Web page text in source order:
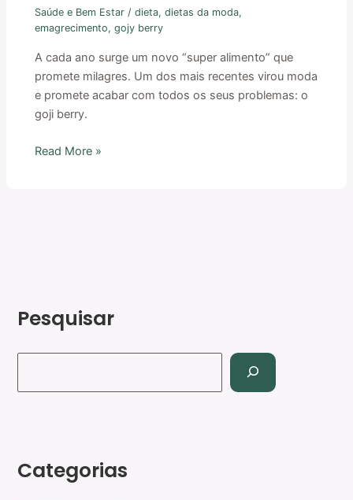
Saúde e Bem Estar /dieta,dietas da moda,
emagrecimento,gojy berry
A cada ano surge um novo “super alimento” que
promete milagres. Um dos mais recentes virou moda
e promete acabar com todos os seus problemas: o
goji berry.
Read More »
Pesquisar
Categorias